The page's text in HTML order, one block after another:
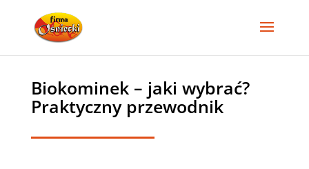
Biokominek – jaki wybrać?
Praktyczny przewodnik